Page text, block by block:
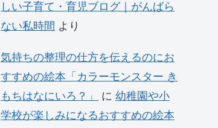
しい子育て・育児ブログ｜がんばら
ない私時間 より
気持ちの整理の仕方を伝えるのにお
すすめの絵本「カラーモンスター き
もちはなにいろ？」
に 幼稚園や小
学校が楽しみになるおすすめの絵本